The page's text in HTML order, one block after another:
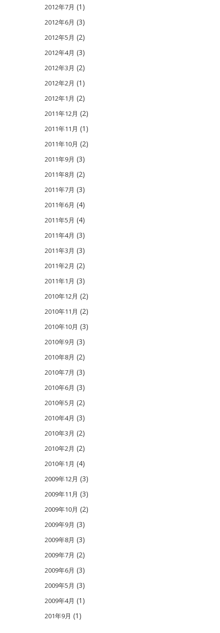
2012年7月 (1)
2012年6月 (3)
2012年5月 (2)
2012年4月 (3)
2012年3月 (2)
2012年2月 (1)
2012年1月 (2)
2011年12月 (2)
2011年11月 (1)
2011年10月 (2)
2011年9月 (3)
2011年8月 (2)
2011年7月 (3)
2011年6月 (4)
2011年5月 (4)
2011年4月 (3)
2011年3月 (3)
2011年2月 (2)
2011年1月 (3)
2010年12月 (2)
2010年11月 (2)
2010年10月 (3)
2010年9月 (3)
2010年8月 (2)
2010年7月 (3)
2010年6月 (3)
2010年5月 (2)
2010年4月 (3)
2010年3月 (2)
2010年2月 (2)
2010年1月 (4)
2009年12月 (3)
2009年11月 (3)
2009年10月 (2)
2009年9月 (3)
2009年8月 (3)
2009年7月 (2)
2009年6月 (3)
2009年5月 (3)
2009年4月 (1)
201年9月 (1)